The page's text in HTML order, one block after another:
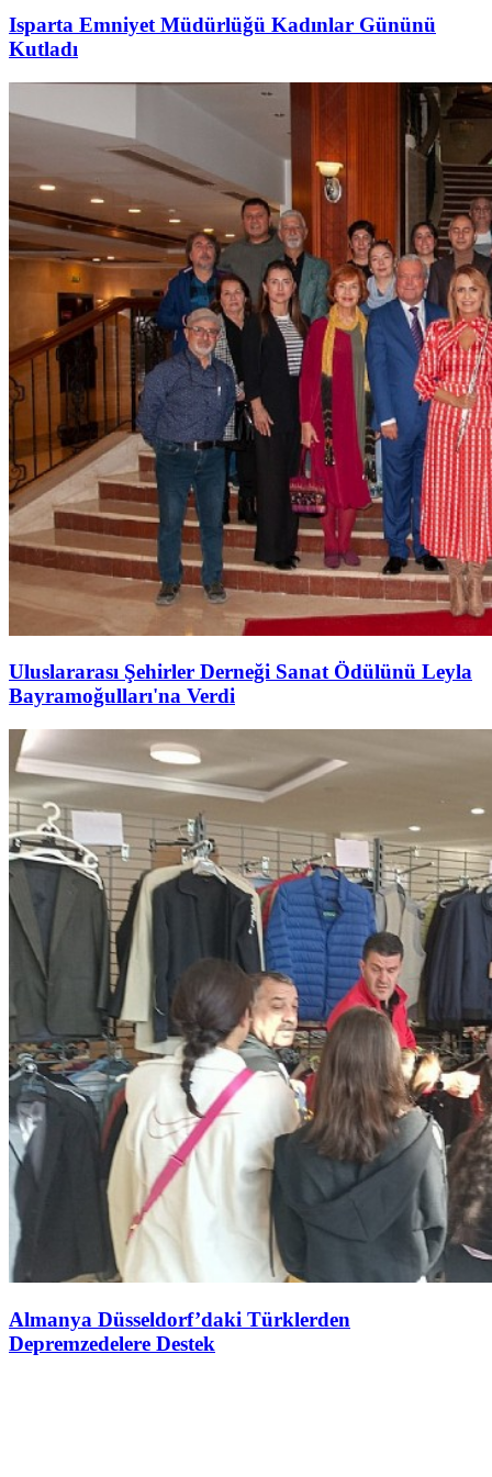
Isparta Emniyet Müdürlüğü Kadınlar Gününü
Kutladı
Uluslararası Şehirler Derneği Sanat Ödülünü Leyla
Bayramoğulları'na Verdi
Almanya Düsseldorf’daki Türklerden
Depremzedelere Destek